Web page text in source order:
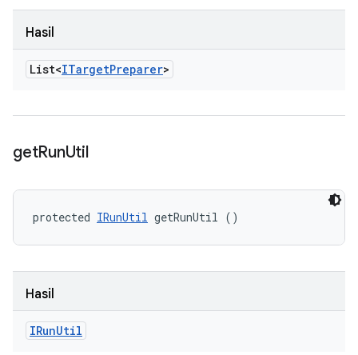
Hasil
List<ITargetPreparer>
getRunUtil
protected IRunUtil getRunUtil ()
Hasil
IRunUtil